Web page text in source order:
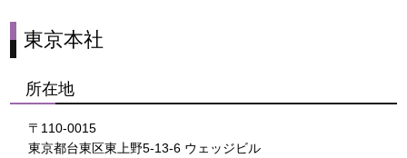
東京本社
所在地
〒110-0015
東京都台東区東上野5-13-6 ウェッジビル